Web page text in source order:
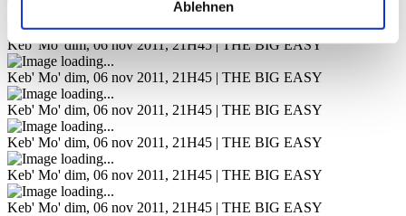
Ablehnen
dim, 06 nov 2011, 21H45 | THE BIG EASY
Keb' Mo' dim, 06 nov 2011, 21H45 | THE BIG EASY
Keb' Mo' dim, 06 nov 2011, 21H45 | THE BIG EASY
Keb' Mo' dim, 06 nov 2011, 21H45 | THE BIG EASY
Keb' Mo' dim, 06 nov 2011, 21H45 | THE BIG EASY
Keb' Mo' dim, 06 nov 2011, 21H45 | THE BIG EASY
Keb' Mo' dim, 06 nov 2011, 21H45 | THE BIG EASY